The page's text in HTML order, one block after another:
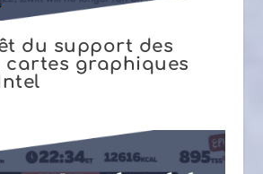
du support des
cartes graphiques